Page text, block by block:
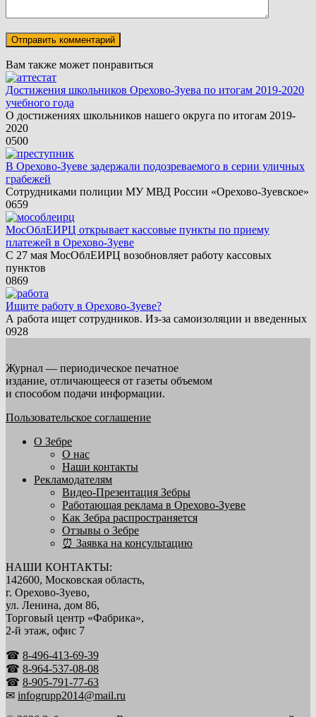
Вам также может понравиться
Достижения школьников Орехово-Зуева по итогам 2019-2020
учебного года
О достижениях школьников нашего округа по итогам 2019-
2020
0500
В Орехово-Зуеве задержали подозреваемого в серии уличных
грабежей
Сотрудниками полиции МУ МВД России «Орехово-Зуевское»
0659
МосОблЕИРЦ открывает кассовые пункты по приему
платежей в Орехово-Зуеве
С 27 мая МосОблЕИРЦ возобновляет работу кассовых
пунктов
0869
Ищите работу в Орехово-Зуеве?
А работа ищет сотрудников. Из-за самоизоляции и введенных
0928
Журнал — периодическое печатное
издание, отличающееся от газеты объемом
и способом подачи информации.
Пользовательское соглашение
О Зебре
О нас
Наши контакты
Рекламодателям
Видео-Презентация Зебры
Работающая реклама в Орехово-Зуеве
Как Зебра распространяется
Отзывы о Зебре
⏰ Заявка на консультацию
НАШИ КОНТАКТЫ:
142600, Московская область,
г. Орехово-Зуево,
ул. Ленина, дом 86,
Торговый центр «Фабрика»,
2-й этаж, офис 7
☎ 8-496-413-69-39
☎ 8-964-537-08-08
☎ 8-905-791-77-63
✉ infogrupp2014@mail.ru